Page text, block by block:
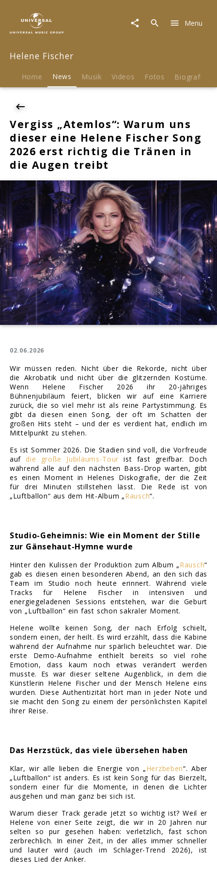
News
Vergiss
Warum
uns
Fischer
Song
2026
erst
richtig
die
Tränen
die
Augen
treibt
Menu
Helene Fischer
Home News Musik Videos Fotos Biografie
Vergiss „Atemlos“: Warum uns
dieser eine Helene Fischer Song
2026 erst richtig die Tränen in
die Augen treibt
02.06.2026
Wir müssen reden. Nicht über die Rekorde, nicht über
die Akrobatik und nicht über die glitzernden Kostüme.
Wenn Helene Fischer 2026 ihr 20-jähriges
Bühnenjubiläum feiert, blicken wir auf eine Karriere
zurück, die so viel mehr ist als reine Partystimmung. Es
gibt da diesen einen Song, der oft im Schatten der
großen Hits steht – und der es verdient hat, endlich im
Mittelpunkt zu stehen.
Es ist Sommer 2026. Die Stadien sind voll, die Vorfreude
auf die große Jubiläums-Tour ist fast greifbar. Doch
während alle auf den nächsten Bass-Drop warten, gibt
es einen Moment in Helenes Diskografie, der die Zeit
für drei Minuten stillstehen lässt. Die Rede ist von
„Luftballon“ aus dem Hit-Album „Rausch“.
Studio-Geheimnis: Wie ein Moment der Stille
zur Gänsehaut-Hymne wurde
Hinter den Kulissen der Produktion zum Album „Rausch“
gab es diesen einen besonderen Abend, an den sich das
Team im Studio noch heute erinnert. Während viele
Tracks für Helene Fischer in intensiven und
energiegeladenen Sessions entstehen, war die Geburt
von „Luftballon“ ein fast schon sakraler Moment.
Helene wollte keinen Song, der nach Erfolg schielt,
sondern einen, der heilt. Es wird erzählt, dass die Kabine
während der Aufnahme nur spärlich beleuchtet war. Die
erste Demo-Aufnahme enthielt bereits so viel rohe
Emotion, dass kaum noch etwas verändert werden
musste. Es war dieser seltene Augenblick, in dem die
Künstlerin Helene Fischer und der Mensch Helene eins
wurden. Diese Authentizität hört man in jeder Note und
sie macht den Song zu einem der persönlichsten Kapitel
ihrer Reise.
Das Herzstück, das viele übersehen haben
Klar, wir alle lieben die Energie von „Herzbeben“. Aber
„Luftballon“ ist anders. Es ist kein Song für das Bierzelt,
sondern einer für die Momente, in denen die Lichter
ausgehen und man ganz bei sich ist.
Warum dieser Track gerade jetzt so wichtig ist? Weil er
Helene von einer Seite zeigt, die wir in 20 Jahren nur
selten so pur gesehen haben: verletzlich, fast schon
zerbrechlich. In einer Zeit, in der alles immer schneller
und lauter wird (auch im Schlager-Trend 2026), ist
dieses Lied der Anker.